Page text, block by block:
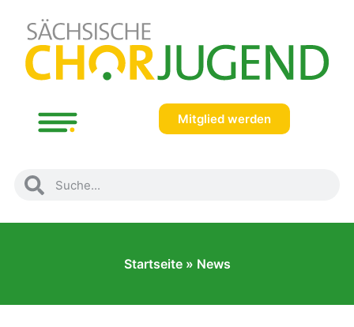
Mitglied werden
Startseite» News